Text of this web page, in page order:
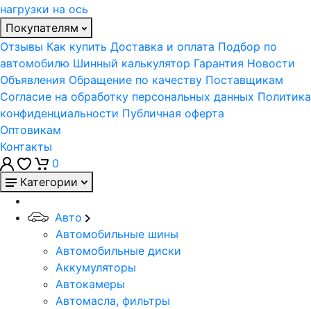
нагрузки на ось
Покупателям
Отзывы Как купить Доставка и оплата Подбор по
автомобилю Шинный калькулятор Гарантия Новости
Объявления Обращение по качеству Поставщикам
Согласие на обработку персональных данных Политика
конфиденциальности Публичная оферта
Оптовикам
Контакты
0
Категории
Авто
Автомобильные шины
Автомобильные диски
Аккумуляторы
Автокамеры
Автомасла, фильтры